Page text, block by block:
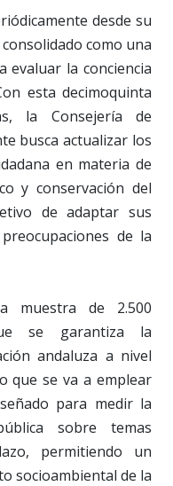
desde su
como una
evaluar la conciencia
esta decimoquinta
la Consejería de
busca actualizar los
en materia de
y conservación del
de adaptar sus
de la
muestra de 2.500
se garantiza la
andaluza a nivel
que se va a emplear
para medir la
sobre temas
permitiendo un
socioambiental de la